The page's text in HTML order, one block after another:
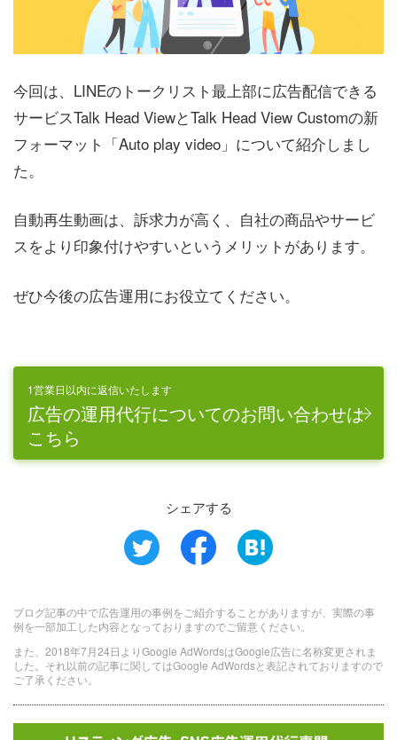
今回は、LINEのトークリスト最上部に広告配信できる
サービスTalk Head ViewとTalk Head View Customの新
フォーマット「Auto play video」について紹介しまし
た。
自動再生動画は、訴求力が高く、自社の商品やサービ
スをより印象付けやすいというメリットがあります。
ぜひ今後の広告運用にお役立てください。
1営業日以内に返信いたします
広告の運用代行についてのお問い合わせは
こちら
シェアする
ブログ記事の中で広告運用の事例をご紹介することがありますが、実際の事
例を一部加工した内容となっておりますのでご留意ください。
また、2018年7月24日よりGoogle AdWordsはGoogle広告に名称変更されま
した。それ以前の記事に関してはGoogle AdWordsと表記されておりますので
ご了承ください。